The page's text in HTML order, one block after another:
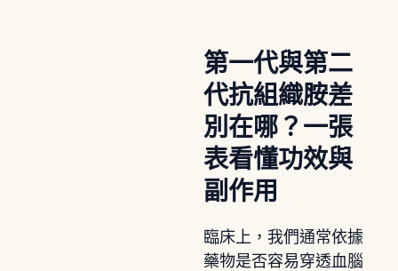
第一代與第二
代抗組織胺差
別在哪？一張
表看懂功效與
副作用
臨床上，我們通常依據
藥物是否容易穿透血腦